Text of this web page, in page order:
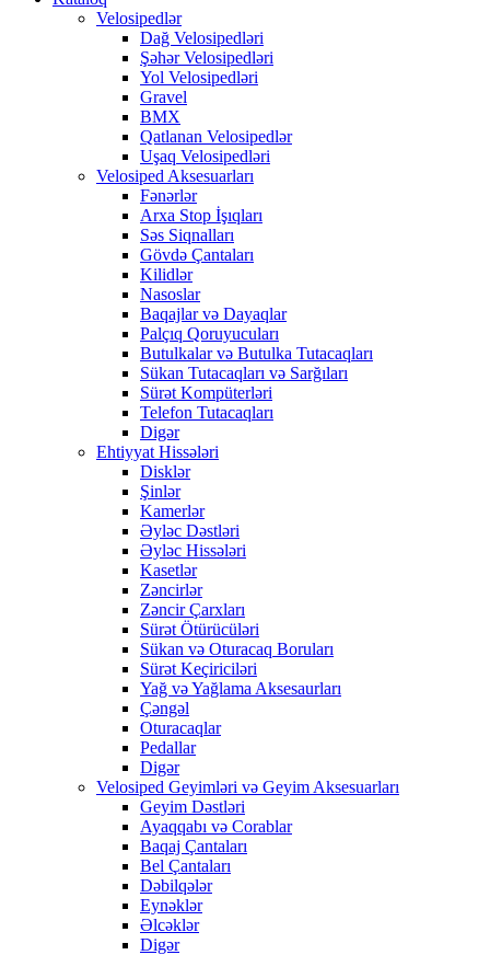
Velosipedlər
Dağ Velosipedləri
Şəhər Velosipedləri
Yol Velosipedləri
Gravel
BMX
Qatlanan Velosipedlər
Uşaq Velosipedləri
Velosiped Aksesuarları
Fənərlər
Arxa Stop İşıqları
Səs Siqnalları
Gövdə Çantaları
Kilidlər
Nasoslar
Baqajlar və Dayaqlar
Palçıq Qoruyucuları
Butulkalar və Butulka Tutacaqları
Sükan Tutacaqları və Sarğıları
Sürət Kompüterləri
Telefon Tutacaqları
Digər
Ehtiyyat Hissələri
Disklər
Şinlər
Kamerlər
Əyləc Dəstləri
Əyləc Hissələri
Kasetlər
Zəncirlər
Zəncir Çarxları
Sürət Ötürücüləri
Sükan və Oturacaq Boruları
Sürət Keçiriciləri
Yağ və Yağlama Aksesaurları
Çəngəl
Oturacaqlar
Pedallar
Digər
Velosiped Geyimləri və Geyim Aksesuarları
Geyim Dəstləri
Ayaqqabı və Corablar
Baqaj Çantaları
Bel Çantaları
Dəbilqələr
Eynəklər
Əlcəklər
Digər